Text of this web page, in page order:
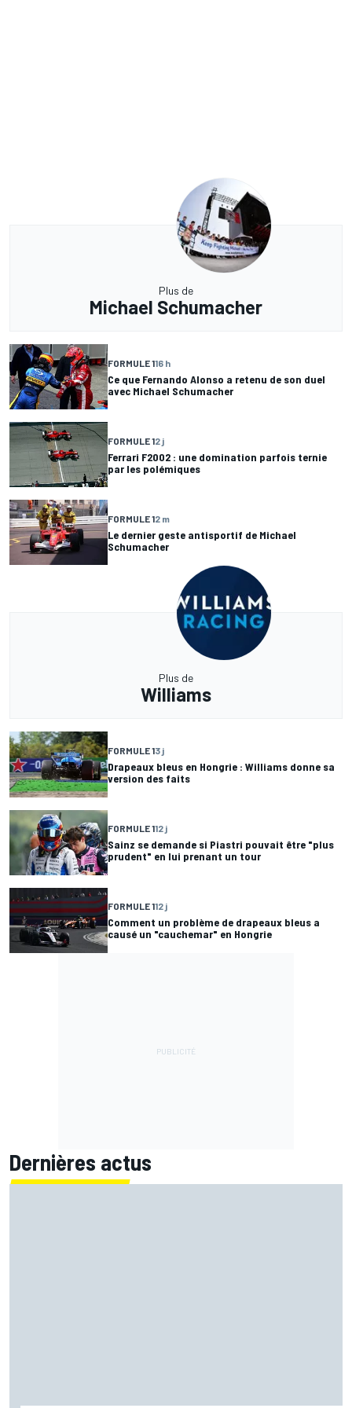
Plus de
Michael Schumacher
FORMULE 116 h
Ce que Fernando Alonso a retenu de son duel
avec Michael Schumacher
FORMULE 12 j
Ferrari F2002 : une domination parfois ternie
par les polémiques
FORMULE 12 m
Le dernier geste antisportif de Michael
Schumacher
Plus de
Williams
FORMULE 13 j
Drapeaux bleus en Hongrie : Williams donne sa
version des faits
FORMULE 112 j
Sainz se demande si Piastri pouvait être "plus
prudent" en lui prenant un tour
FORMULE 112 j
Comment un problème de drapeaux bleus a
causé un "cauchemar" en Hongrie
Dernières actus